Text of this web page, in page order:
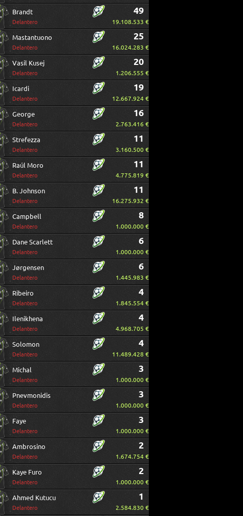
Brandt
Delantero
49
19.108.533 €
Mastantuono
Delantero
25
16.024.283 €
Vasil Kusej
Delantero
20
1.206.555 €
Icardi
Delantero
19
12.667.924 €
George
Delantero
16
2.763.416 €
Strefezza
Delantero
11
3.160.500 €
Raúl Moro
Delantero
11
4.775.819 €
B. Johnson
Delantero
11
16.275.932 €
Campbell
Delantero
8
1.000.000 €
Dane Scarlett
Delantero
6
1.000.000 €
Jørgensen
Delantero
6
1.445.983 €
Ribeiro
Delantero
4
1.845.554 €
Ilenikhena
Delantero
4
4.968.705 €
Solomon
Delantero
4
11.489.428 €
Michal
Delantero
3
1.000.000 €
Pnevmonidis
Delantero
3
1.000.000 €
Faye
Delantero
3
1.000.000 €
Ambrosino
Delantero
2
1.674.754 €
Kaye Furo
Delantero
2
1.000.000 €
Ahmed Kutucu
Delantero
1
2.584.830 €